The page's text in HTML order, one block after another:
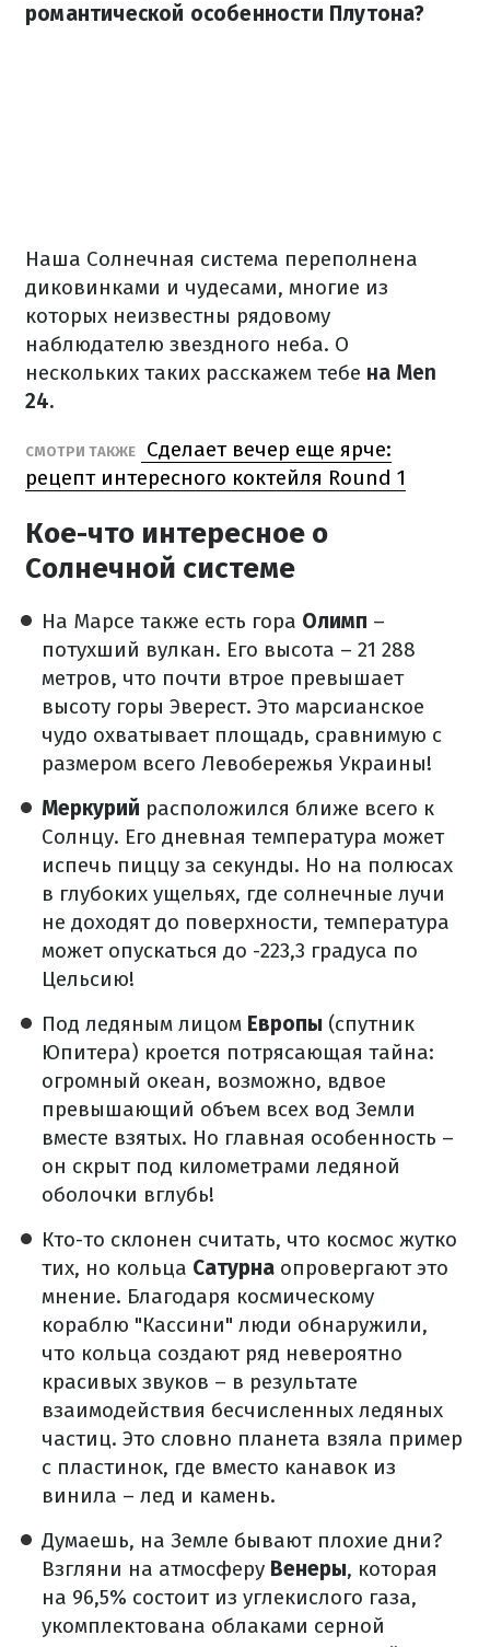
романтической особенности Плутона?
Наша Солнечная система переполнена
диковинками и чудесами, многие из
которых неизвестны рядовому
наблюдателю звездного неба. О
нескольких таких расскажем тебе на Men
24.
СМОТРИ ТАКЖЕ
Сделает вечер еще ярче:
рецепт интересного коктейля Round 1
Кое-что интересное о
Солнечной системе
На Марсе также есть гора Олимп –
потухший вулкан. Его высота – 21 288
метров, что почти втрое превышает
высоту горы Эверест. Это марсианское
чудо охватывает площадь, сравнимую с
размером всего Левобережья Украины!
Меркурий расположился ближе всего к
Солнцу. Его дневная температура может
испечь пиццу за секунды. Но на полюсах
в глубоких ущельях, где солнечные лучи
не доходят до поверхности, температура
может опускаться до -223,3 градуса по
Цельсию!
Под ледяным лицом Европы (спутник
Юпитера) кроется потрясающая тайна:
огромный океан, возможно, вдвое
превышающий объем всех вод Земли
вместе взятых. Но главная особенность –
он скрыт под километрами ледяной
оболочки вглубь!
Кто-то склонен считать, что космос жутко
тих, но кольца Сатурна опровергают это
мнение. Благодаря космическому
кораблю "Кассини" люди обнаружили,
что кольца создают ряд невероятно
красивых звуков – в результате
взаимодействия бесчисленных ледяных
частиц. Это словно планета взяла пример
с пластинок, где вместо канавок из
винила – лед и камень.
Думаешь, на Земле бывают плохие дни?
Взгляни на атмосферу Венеры, которая
на 96,5% состоит из углекислого газа,
укомплектована облаками серной